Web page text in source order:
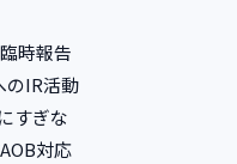
時報告
のIR活動
すぎな
対応